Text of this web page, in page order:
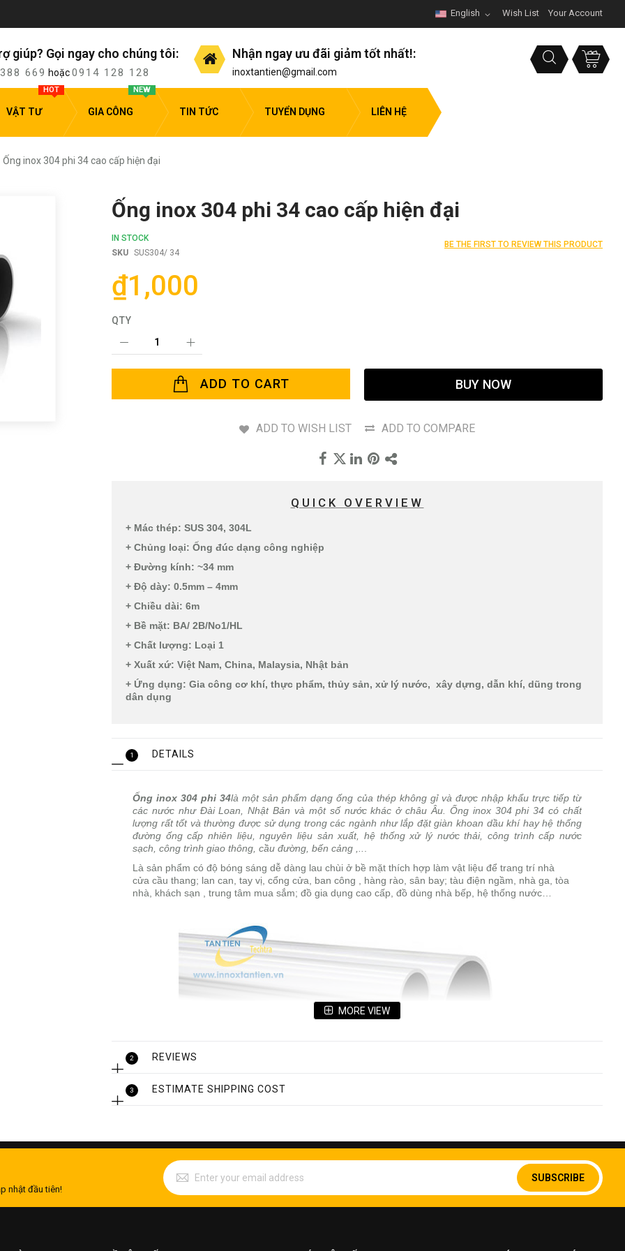
Wish List Your Account
English
giúp? Gọi ngay cho chúng tôi:
669 hoặc0914 128 128
Nhận ngay ưu đãi giảm tốt nhất!:
inoxtantien@gmail.com
VẬT TƯ
HOT
GIA CÔNG
NEW
TIN TỨC TUYỂN DỤNG LIÊN HỆ
Ống inox 304 phi 34 cao cấp hiện đại
Ống inox 304 phi 34 cao cấp hiện đại
IN STOCK
SKU SUS304/ 34
BE THE FIRST TO REVIEW THIS PRODUCT
₫1,000
QTY
ADD TO CART BUY NOW
ADD TO WISH LIST ADD TO COMPARE
QUICK OVERVIEW
+ Mác thép: SUS 304, 304L
+ Chủng loại: Ống đúc dạng công nghiệp
+ Đường kính: ~34 mm
+ Độ dày: 0.5mm – 4mm
+ Chiều dài: 6m
+ Bề mặt: BA/ 2B/No1/HL
+ Chất lượng: Loại 1
+ Xuất xứ: Việt Nam, China, Malaysia, Nhật bản
+ Ứng dụng: Gia công cơ khí, thực phẩm, thủy sản, xử lý nước, xây dựng, dẫn khí, dũng trong
dân dụng
1 DETAILS
Ống inox 304 phi 34là một sản phẩm dạng ống của thép không gỉ và được nhập khẩu trực tiếp từ
các nước như Đài Loan, Nhật Bản và một số nước khác ở châu Âu. Ống inox 304 phi 34 có chất
lượng rất tốt và thường được sử dụng trong các ngành như lắp đặt giàn khoan dầu khí hay hệ thống
đường ống cấp nhiên liệu, nguyên liệu sản xuất, hệ thống xử lý nước thải, công trình cấp nước
sạch, công trình giao thông, cầu đường, bến cảng ,...
Là sản phẩm có độ bóng sáng dễ dàng lau chùi ở bề mặt thích hợp làm vật liệu để trang trí nhà
cửa cầu thang; lan can, tay vị, cổng cửa, ban công , hàng rào, sân bay; tàu điện ngầm, nhà ga, tòa
nhà, khách sạn , trung tâm mua sắm; đồ gia dụng cao cấp, đồ dùng nhà bếp, hệ thống nước…
Đặc điểm thiết kế của ống inox 304 phi 34
điểm là loại ống inox có tỷ lệ thành phần hóa học là 8 -10% Ni và 16-18% Cr.
MORE VIEW
2 REVIEWS
3 ESTIMATE SHIPPING COST
nhật đầu tiên!
SUBSCRIBE